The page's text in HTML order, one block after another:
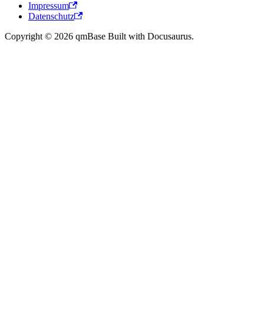
Impressum
Datenschutz
Copyright © 2026 qmBase Built with Docusaurus.